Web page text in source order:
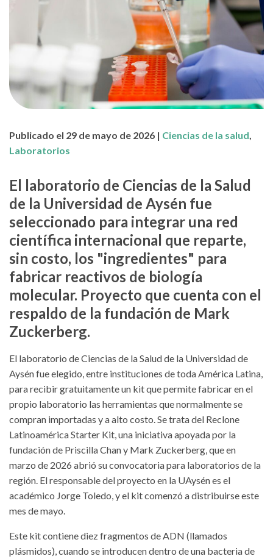
Publicado el 29 de mayo de 2026 | Ciencias de la salud,
Laboratorios
El laboratorio de Ciencias de la Salud
de la Universidad de Aysén fue
seleccionado para integrar una red
científica internacional que reparte,
sin costo, los "ingredientes" para
fabricar reactivos de biología
molecular. Proyecto que cuenta con el
respaldo de la fundación de Mark
Zuckerberg.
El laboratorio de Ciencias de la Salud de la Universidad de
Aysén fue elegido, entre instituciones de toda América Latina,
para recibir gratuitamente un kit que permite fabricar en el
propio laboratorio las herramientas que normalmente se
compran importadas y a alto costo. Se trata del Reclone
Latinoamérica Starter Kit, una iniciativa apoyada por la
fundación de Priscilla Chan y Mark Zuckerberg, que en
marzo de 2026 abrió su convocatoria para laboratorios de la
región. El responsable del proyecto en la UAysén es el
académico Jorge Toledo, y el kit comenzó a distribuirse este
mes de mayo.
Este kit contiene diez fragmentos de ADN (llamados
plásmidos), cuando se introducen dentro de una bacteria de